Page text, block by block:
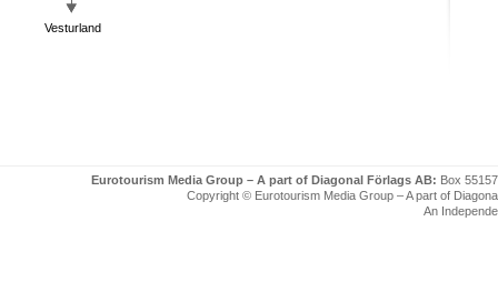
Vesturland
Eurotourism Media Group – A part of Diagonal Förlags AB: Box
Copyright © Eurotourism Media Group – A part of
An